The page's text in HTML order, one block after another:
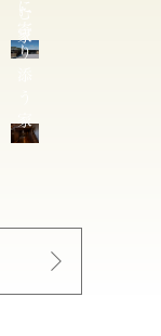
り
家